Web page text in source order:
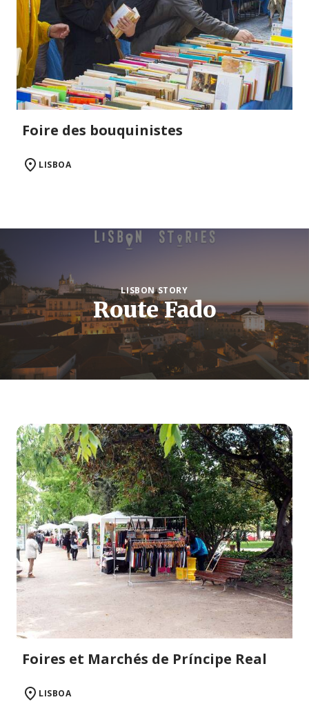
Foire des bouquinistes
LISBOA
LISBON STORY
Route Fado
Foires et Marchés de Príncipe Real
LISBOA